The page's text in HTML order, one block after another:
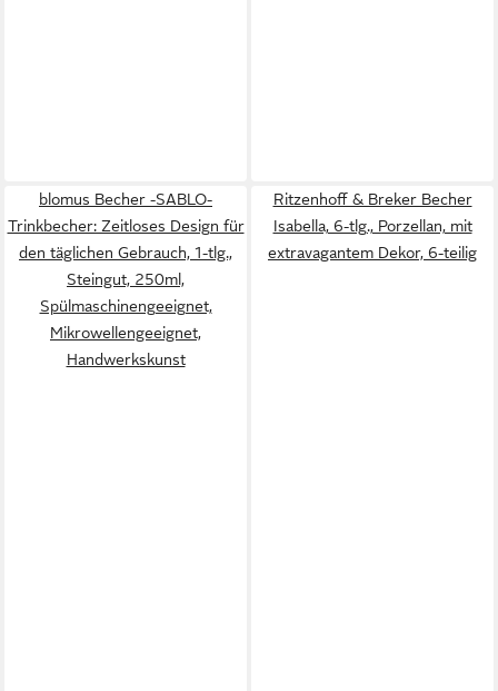
blomus Becher -SABLO-
Trinkbecher: Zeitloses Design für
den täglichen Gebrauch, 1-tlg.,
Steingut, 250ml,
Spülmaschinengeeignet,
Mikrowellengeeignet,
Handwerkskunst
Ritzenhoff & Breker Becher
Isabella, 6-tlg., Porzellan, mit
extravagantem Dekor, 6-teilig